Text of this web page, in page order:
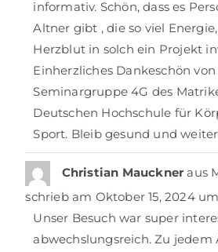
informativ. Schön, dass es
Altner gibt , die so viel
Herzblut in solch ein Projekt
Einherzliches Dankeschön
Seminargruppe 4G des
Deutschen Hochschule für
Sport. Bleib gesund und
Christian Mauckner aus
schrieb am Oktober 15, 2024 um
Unser Besuch war super
abwechslungsreich. Zu jedem